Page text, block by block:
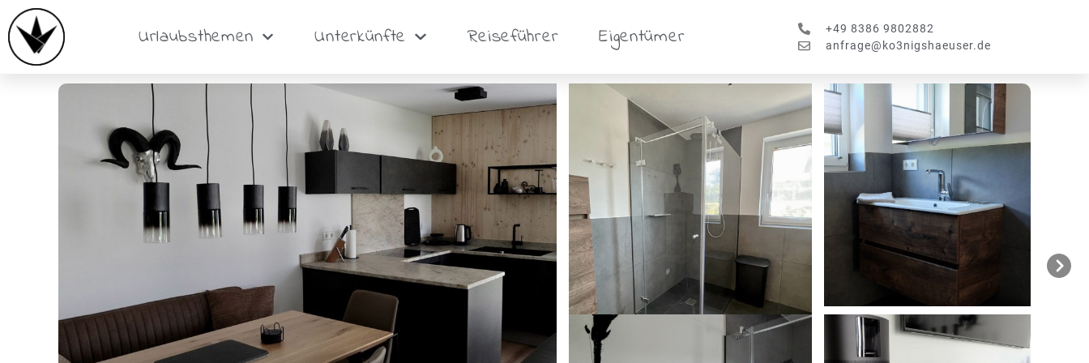
Urlaubsthemen Unterkünfte Reiseführer Eigentümer
+49 8386 9802882
anfrage@ko3nigshaeuser.de